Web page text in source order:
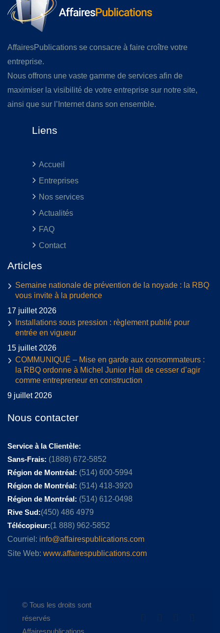
AffairesPublications se consacre à faire croître votre
entreprise.
Nous offrons une vaste gamme de services afin de
maximiser la visibilité de votre entreprise sur notre site,
ainsi que sur l’Internet dans son ensemble.
Liens
Accueil
Entreprises
Nos services
Actualités
FAQ
Contact
Articles
Semaine nationale de prévention de la noyade : la RBQ
vous invite à la prudence
17 juillet 2026
Installations sous pression : règlement publié pour
entrée en vigueur
15 juillet 2026
COMMUNIQUÉ – Mise en garde aux consommateurs :
la RBQ ordonne à Michel Junior Hall de cesser d’agir
comme entrepreneur en construction
9 juillet 2026
Nous contacter
Service à la Clientèle:
Sans-Frais: (1888) 672-5852
Région de Montréal: (514) 600-5994
Région de Montréal: (514) 418-3920
Région de Montréal: (514) 612-0498
Rive Sud:(450) 486 4979
Télécopieur:(1 888) 962-5852
Courriel: info@affairespublications.com
Site Web: www.affairespublications.com
© Tous les droits sont
réservés
Affairespublications.